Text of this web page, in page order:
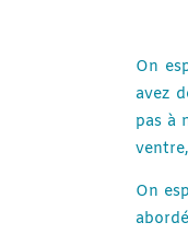
On
avez
pas à
On